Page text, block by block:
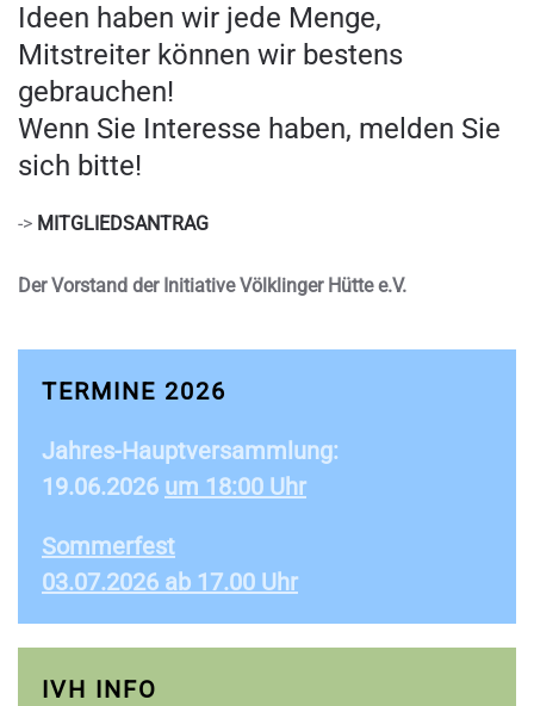
Ideen haben wir jede Menge,
Mitstreiter können wir bestens
gebrauchen!
Wenn Sie Interesse haben, melden Sie
sich bitte!
-> MITGLIEDSANTRAG
Der Vorstand der Initiative Völklinger Hütte e.V.
TERMINE 2026
Jahres-Hauptversammlung:
19.06.2026 um 18:00 Uhr
Sommerfest
03.07.2026 ab 17.00 Uhr
IVH INFO